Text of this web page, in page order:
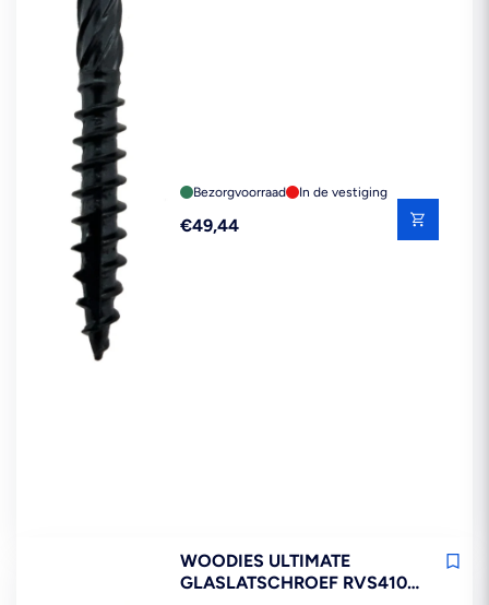
Bezorgvoorraad In de vestiging
Reguliere
€49,44
WOODIES ULTIMATE
GLASLATSCHROEF RVS410